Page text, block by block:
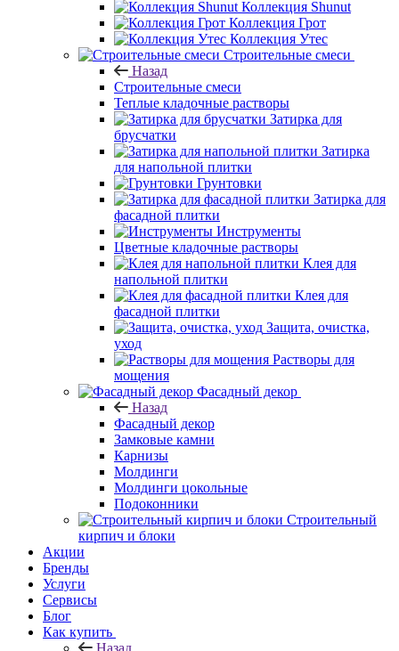
Коллекция Shunut
Коллекция Грот
Коллекция Утес
Строительные смеси
Назад
Строительные смеси
Теплые кладочные растворы
Затирка для
брусчатки
Затирка
для напольной плитки
Грунтовки
Затирка для
фасадной плитки
Инструменты
Цветные кладочные растворы
Клея для
напольной плитки
Клея для
фасадной плитки
Защита, очистка,
уход
Растворы для
мощения
Фасадный декор
Назад
Фасадный декор
Замковые камни
Карнизы
Молдинги
Молдинги цокольные
Подоконники
Строительный
кирпич и блоки
Акции
Бренды
Услуги
Сервисы
Блог
Как купить
Назад